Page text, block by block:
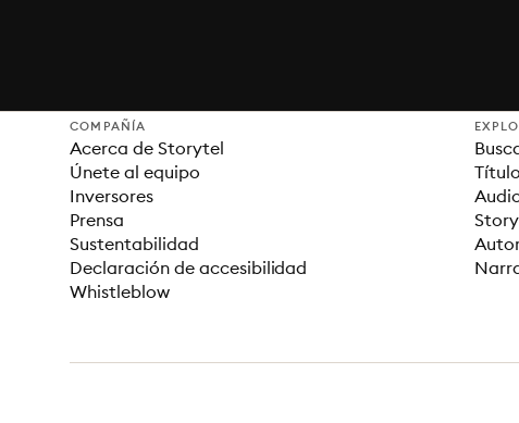
COMPAÑÍA
Acerca de Storytel
Únete al equipo
Inversores
Prensa
Sustentabilidad
Declaración de accesibilidad
Whistleblow